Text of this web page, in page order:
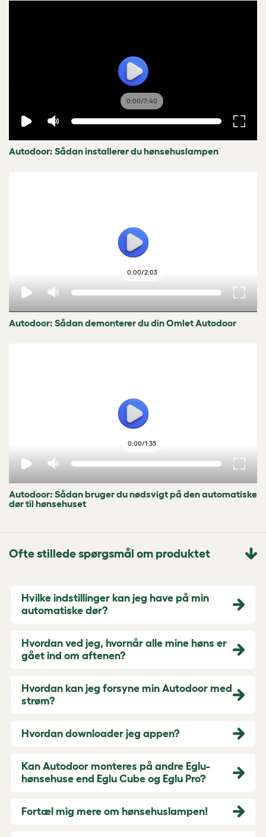
0:00/7:40
Autodoor: Sådan installerer du hønsehuslampen
0:00/2:03
Autodoor: Sådan demonterer du din Omlet Autodoor
0:00/1:35
Autodoor: Sådan bruger du nødsvigt på den automatiske
dør til hønsehuset
Ofte stillede spørgsmål om produktet
Hvilke indstillinger kan jeg have på min
automatiske dør?
Hvordan ved jeg, hvornår alle mine høns er
gået ind om aftenen?
Hvordan kan jeg forsyne min Autodoor med
strøm?
Hvordan downloader jeg appen?
Kan Autodoor monteres på andre Eglu-
hønsehuse end Eglu Cube og Eglu Pro?
Fortæl mig mere om hønsehuslampen!